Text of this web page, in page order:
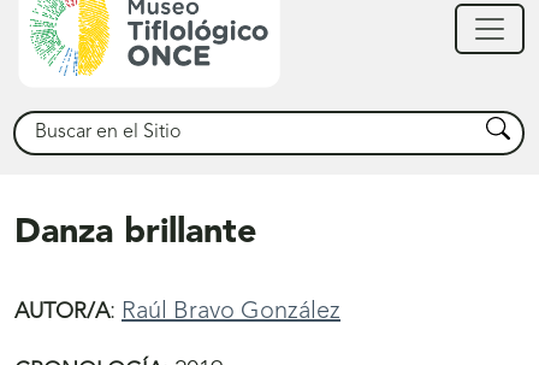
Buscar Buscar
Danza brillante
AUTOR/A: Raúl Bravo González